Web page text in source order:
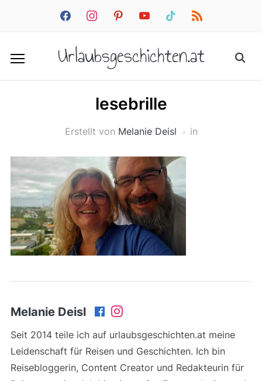
facebookinstagrampinterestyoutube tiktok rss
Urlaubsgeschichten.at
lesebrille
Erstellt von Melanie Deisl in
Melanie Deisl
Seit 2014 teile ich auf urlaubsgeschichten.at meine
Leidenschaft für Reisen und Geschichten. Ich bin
Reisebloggerin, Content Creator und Redakteurin für